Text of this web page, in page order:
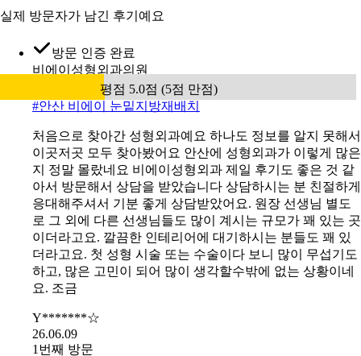
실제 방문자가 남긴 후기예요
방문 인증 완료
비에이성형외과의원
평점 5.0점 (5점 만점)
#안산 비에이 눈밑지방재배치
처음으로 찾아간 성형외과예요 하나도 정보를 알지 못해서
이곳저곳 모두 찾아봤어요 안산에 성형외과가 이렇게 많은
지 정말 몰랐네요 비에이성형외과 제일 후기도 좋은 것 같
아서 방문해서 상담을 받았습니다 상담하시는 분 친절하게
응대해주셔서 기분 좋게 상담받았어요. 원장 선생님 별도
로 그 외에 다른 선생님들도 많이 계시는 규모가 꽤 있는 곳
이더라고요. 깔끔한 인테리어에 대기하시는 분들도 꽤 있
더라고요. 첫 성형 시술 또는 수술이다 보니 많이 무섭기도
하고, 많은 고민이 되어 많이 생각할수밖에 없는 상황이네
요. 조금
Y*******☆
26.06.09
1번째 방문